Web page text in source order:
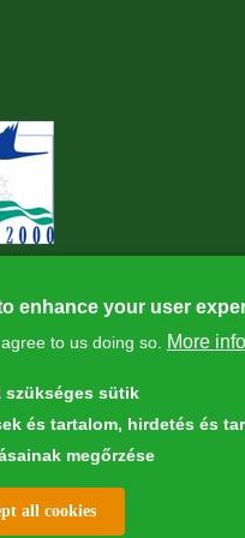
contribution of the European
enhance your user
to us doing so. More info
szükséges sütik
és tartalom, hirdetés és
megőrzése
all cookies